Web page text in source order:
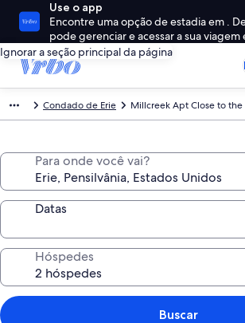
Use o app
Encontre uma opção de estadia em .
pode gerenciar e acessar a sua viagem
Ignorar a seção principal da página
Condado de Erie Millcreek Apt Close to the
Para onde você vai?
Datas
Hóspedes
Buscar